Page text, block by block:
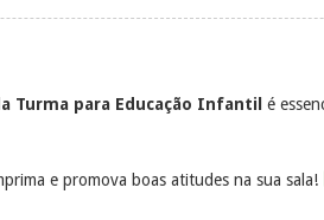
Turma para Educação Infantil é
e promova boas atitudes na sua sala!